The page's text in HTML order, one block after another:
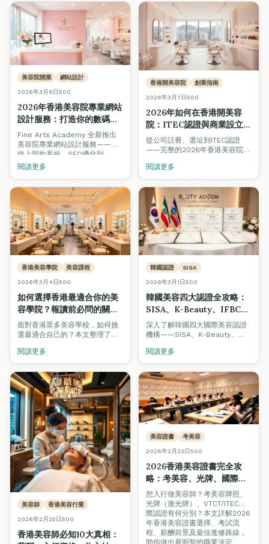
美容院開業 網站設計
2026年3月8日500
2026年香港美容院專業網站
設計服務：打造你的數碼店
面，吸引更多客戶
Fine Arts Academy 全新推出
美容院專業網站設計服務——從
線上預約系統、SEO優化到
Before & After相冊，助你在
閱讀更多
香港開美容院 創業指南
2026年3月7日500
2026年如何在香港開美容
院：ITEC認證與商業設立逐
步指南
從公司註冊、選址到ITEC認證
——完整的2026年香港美容院創
持續美容與數碼營銷策略，助你
在競爭激烈的市場中脫穎而出。
閱讀更多
香港美容學院 美容課程
2026年3月4日500
如何選擇香港最適合你的美
容學院？報讀前必問的關鍵
問題（2026年最新指南）
面對香港眾多美容學校，如何挑
選最適合自己的？本文整理了報
認證、師資、就業支援等，附學
生真實案例分享。
閱讀更多
韓國認證 SISA
2026年3月1日500
韓國美容四大認證全攻略：
SISA、K-Beauty、IFBC、
GPF｜香港考取韓國美容證
書指南
深入了解韓國四大國際美容認證
機構——SISA、K-Beauty、
藝國際培訓學院考取這些備受業
界認可的韓國美容專業證書。
閱讀更多
美容師 香港美容行業
2026年2月25日500
香港美容師必知10大真相：
美容證書 考美容
2026年2月23日500
2026香港美容證書完全攻
略：考美容、光牌、國際認
證一文睇清
想入行做美容師？考美容牌照、
光牌（激光牌）、VTCT/ITEC國
際認證有何分別？本文詳解2026
年香港美容證書選擇、考試流
程、薪酬前景及最佳進修路線，
助你做出最明智的職業決定。